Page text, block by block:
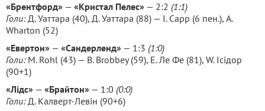
«Брентфорд» — «Кристал Пелес» — 2:2 (1:1)
Голи:Д. Уаттара (40), Д. Уаттара (88) — І. Сарр (6 пен.), A.
Wharton (52)
«Евертон» — «Сандерленд» — 1:3 (1:0)
Голи: M. Rohl (43) — B. Brobbey (59), Е. Ле Фе (81), W. Ісідор
(90+1)
«Лідс» — «Брайтон» — 1:0 (0:0)
Голи:Д. Калверт-Левін (90+6)